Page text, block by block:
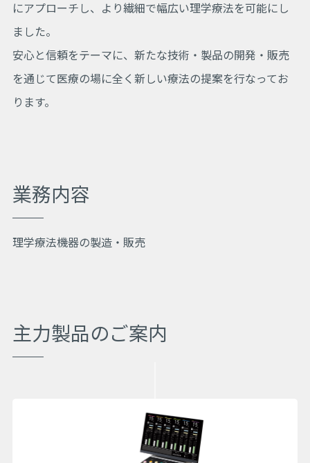
にアプローチし、より繊細で幅広い理学療法を可能にし
ました。
安心と信頼をテーマに、新たな技術・製品の開発・販売
を通じて医療の場に全く新しい療法の提案を行なってお
ります。
業務内容
理学療法機器の製造・販売
主力製品のご案内